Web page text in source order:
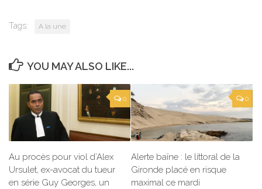
Tags: A la une
YOU MAY ALSO LIKE...
0
Au procès pour viol d’Alex
Ursulet, ex-avocat du tueur
en série Guy Georges, un
0
Alerte baïne : le littoral de la
Gironde placé en risque
maximal ce mardi